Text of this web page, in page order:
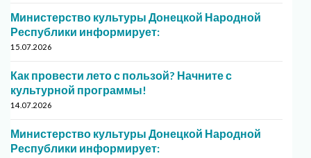
Министерство культуры Донецкой Народной
Республики информирует:
15.07.2026
Как провести лето с пользой? Начните с
культурной программы!
14.07.2026
Министерство культуры Донецкой Народной
Республики информирует: